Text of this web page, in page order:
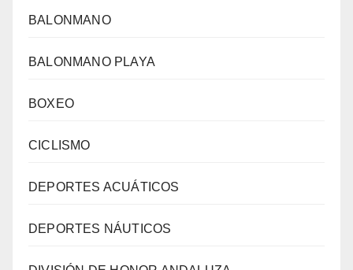
BALONMANO
BALONMANO PLAYA
BOXEO
CICLISMO
DEPORTES ACUÁTICOS
DEPORTES NÁUTICOS